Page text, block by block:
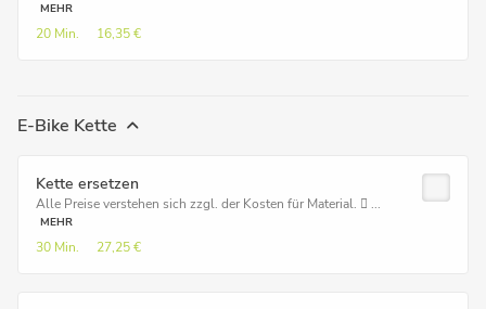
MEHR
20 Min. 16,35 €
E-Bike Kette
Kette ersetzen
Alle Preise verstehen sich zzgl. der Kosten für Material.  ...
MEHR
30 Min. 27,25 €